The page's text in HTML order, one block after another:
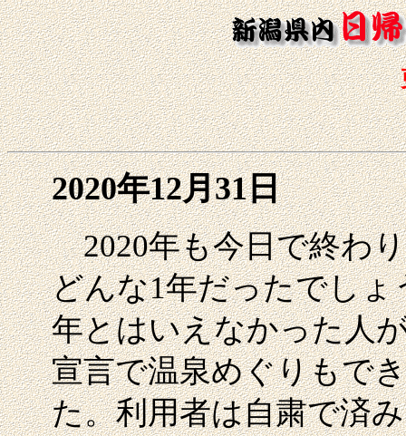
2020年12月31日
2020年も今日で終わ
どんな1年だったでし
年とはいえなかった人
宣言で温泉めぐりもで
た。利用者は自粛で済